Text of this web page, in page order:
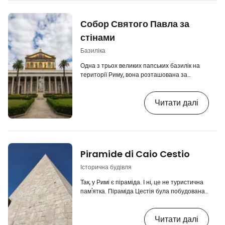
Собор Святого Павла за
стінами
Базиліка
Одна з трьох великих папських базилік на
території Риму, вона розташована за
центру, але, тим не менш, є однією з
"обов'язкових для відвідування" у Римі.
Спочатку це була романська церква,
https://www.booking.com/city/it/
aid=2419883;label=p-rim-bazilika…
Читати далі
Piramide di Caio Cestio
Історична будівля
Так, у Римі є піраміда. І ні, це не туристична
пам'ятка. Піраміда Цестія була побудована
римського чиновника Кая Цестія - в той час,
коли Рим був зачарований Єгиптом.
Читати далі